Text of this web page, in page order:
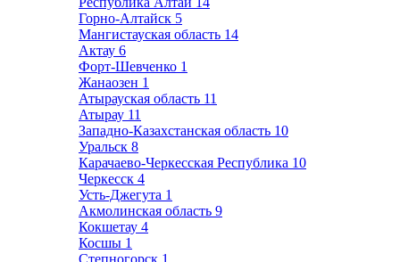
Горно-Алтайск 5
Мангистауская область 14
Актау 6
Форт-Шевченко 1
Жанаозен 1
Атырауская область 11
Атырау 11
Западно-Казахстанская область 10
Уральск 8
Карачаево-Черкесская Республика 10
Черкесск 4
Усть-Джегута 1
Акмолинская область 9
Кокшетау 4
Косшы 1
Степногорск 1